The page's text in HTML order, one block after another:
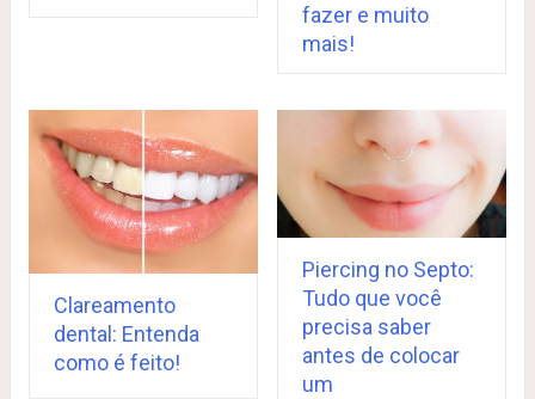
fazer e muito
mais!
Clareamento
dental: Entenda
como é feito!
Piercing no Septo:
Tudo que você
precisa saber
antes de colocar
um